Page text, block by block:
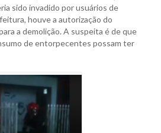
sido invadido por usuários de
houve a autorização do
a demolição. A suspeita é de que
de entorpecentes possam ter